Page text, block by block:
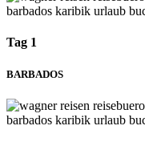
Tag 1
BARBADOS